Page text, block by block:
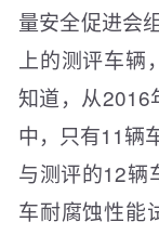
量安全促进会
上的测评车
知道，从2016
中，只有11辆
与测评的12辆
车耐腐蚀性能